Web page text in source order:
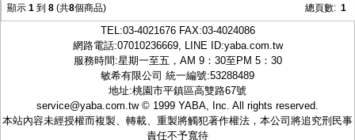
顯示 1 到 8 (共8個商品) 總頁數: 1
TEL:03-4021676FAX:03-4024086
網路電話:07010236669, LINE ID:yaba.com.tw
服務時間:星期一至五，AM 9：30至PM 5：30
敏希有限公司 統一編號:53288489
地址:桃園市平鎮區高雙路67號
service@yaba.com.tw© 1999 YABA, Inc. All rights reserved.
本站內容未經授權而複製、轉載、重製將觸犯著作權法，本公司將追究刑民事
責任不予寬待